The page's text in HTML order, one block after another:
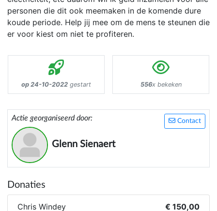
personen die dit ook meemaken in de komende dure
koude periode. Help jij mee om de mens te steunen die
er voor kiest om niet te profiteren.
op 24-10-2022 gestart 556x bekeken
Contact
Actie georganiseerd door:
Glenn Sienaert
Donaties
Chris Windey € 150,00